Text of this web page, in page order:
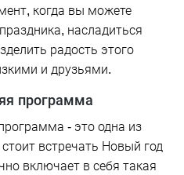
когда вы можете
насладиться
радость этого
и друзьями.
программа
- это одна из
встречать Новый год
включает в себя такая